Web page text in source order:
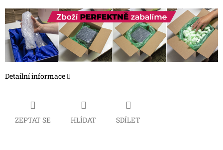
Detailní informace
ZEPTAT SE HLÍDAT SDÍLET